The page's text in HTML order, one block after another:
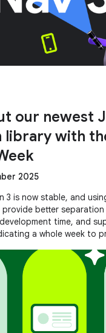
our newest
library with
2025
3 is now stable, and
better
time, and
a whole week to